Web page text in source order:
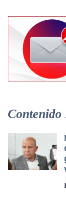
Contenido